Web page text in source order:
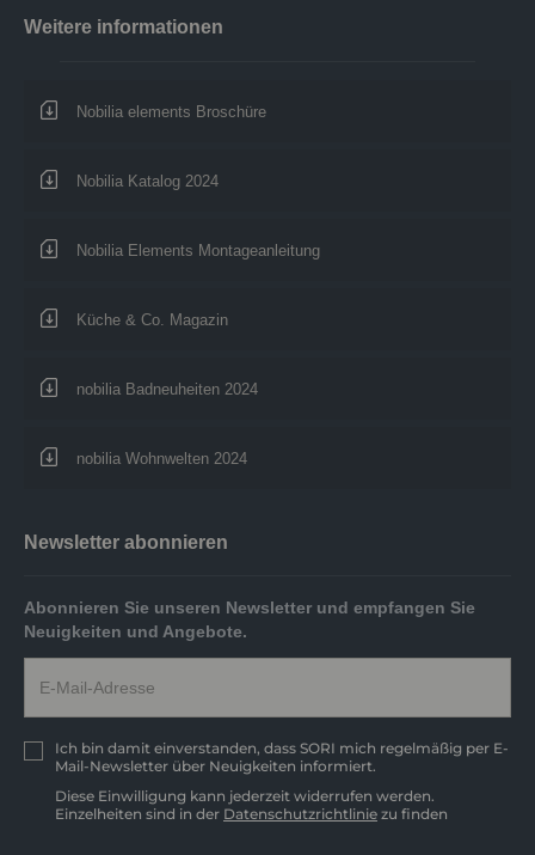
Weitere informationen
Nobilia elements Broschüre
Nobilia Katalog 2024
Nobilia Elements Montageanleitung
Küche & Co. Magazin
nobilia Badneuheiten 2024
nobilia Wohnwelten 2024
Newsletter abonnieren
Abonnieren Sie unseren Newsletter und empfangen Sie
Neuigkeiten und Angebote.
Ich bin damit einverstanden, dass SORI mich regelmäßig per E-
Mail-Newsletter über Neuigkeiten informiert.
Diese Einwilligung kann jederzeit widerrufen werden.
Einzelheiten sind in der Datenschutzrichtlinie zu finden